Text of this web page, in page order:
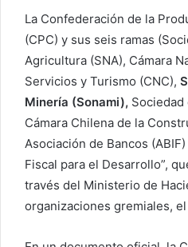
La Confederación de la
(CPC) y sus seis ramas
Agricultura (SNA), Cámara
Servicios y Turismo (CNC),
Minería (Sonami), Sociedad
Cámara Chilena de la
Asociación de Bancos
Fiscal para el Desarrollo”,
través del Ministerio de
organizaciones gremiales,